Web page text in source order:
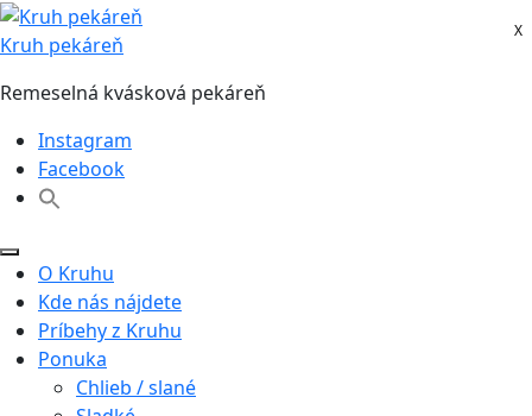
Skip
to
Kruh pekáreň
Remeselná kvásková pekáreň
Instagram
Facebook
O Kruhu
Kde nás nájdete
Príbehy z Kruhu
Ponuka
Chlieb / slané
X
X